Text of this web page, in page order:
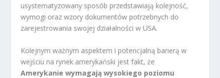
usystematyzowany sposób przedstawiają kolejność,
wymogi oraz wzory dokumentów potrzebnych do
zarejestrowania swojej działalności w USA.
Kolejnym ważnym aspektem i potencjalną barierą w
wejściu na rynek amerykański jest fakt, że
Amerykanie wymagają wysokiego poziomu